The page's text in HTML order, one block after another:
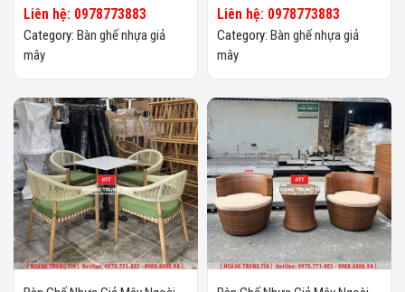
Liên hệ: 0978773883
Category: Bàn ghế nhựa giả
mây
Liên hệ: 0978773883
Category: Bàn ghế nhựa giả
mây